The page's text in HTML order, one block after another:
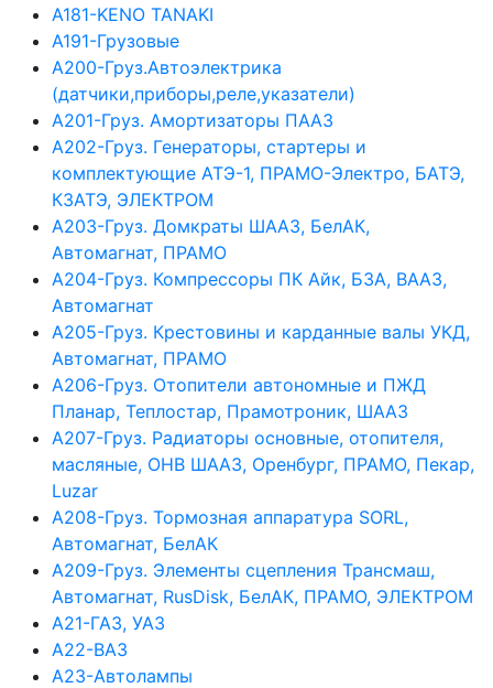
А181-KENO TANAKI
А191-Грузовые
А200-Груз.Автоэлектрика
(датчики,приборы,реле,указатели)
А201-Груз. Амортизаторы ПААЗ
А202-Груз. Генераторы, стартеры и
комплектующие АТЭ-1, ПРАМО-Электро, БАТЭ,
КЗАТЭ, ЭЛЕКТРОМ
А203-Груз. Домкраты ШААЗ, БелАК,
Автомагнат, ПРАМО
А204-Груз. Компрессоры ПК Айк, БЗА, ВААЗ,
Автомагнат
А205-Груз. Крестовины и карданные валы УКД,
Автомагнат, ПРАМО
А206-Груз. Отопители автономные и ПЖД
Планар, Теплостар, Прамотроник, ШААЗ
А207-Груз. Радиаторы основные, отопителя,
масляные, ОНВ ШААЗ, Оренбург, ПРАМО, Пекар,
Luzar
А208-Груз. Тормозная аппаратура SORL,
Автомагнат, БелАК
А209-Груз. Элементы сцепления Трансмаш,
Автомагнат, RusDisk, БелАК, ПРАМО, ЭЛЕКТРОМ
А21-ГАЗ, УАЗ
А22-ВАЗ
А23-Автолампы